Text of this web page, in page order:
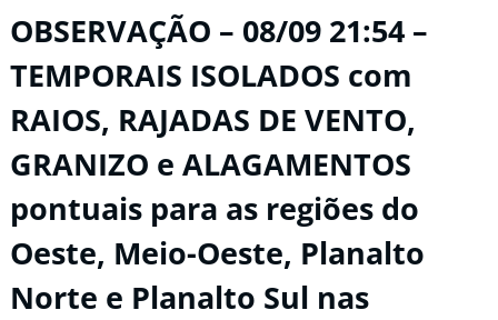
OBSERVAÇÃO – 08/09 21:54 –
TEMPORAIS ISOLADOS com
RAIOS, RAJADAS DE VENTO,
GRANIZO e ALAGAMENTOS
pontuais para as regiões do
Oeste, Meio-Oeste, Planalto
Norte e Planalto Sul nas